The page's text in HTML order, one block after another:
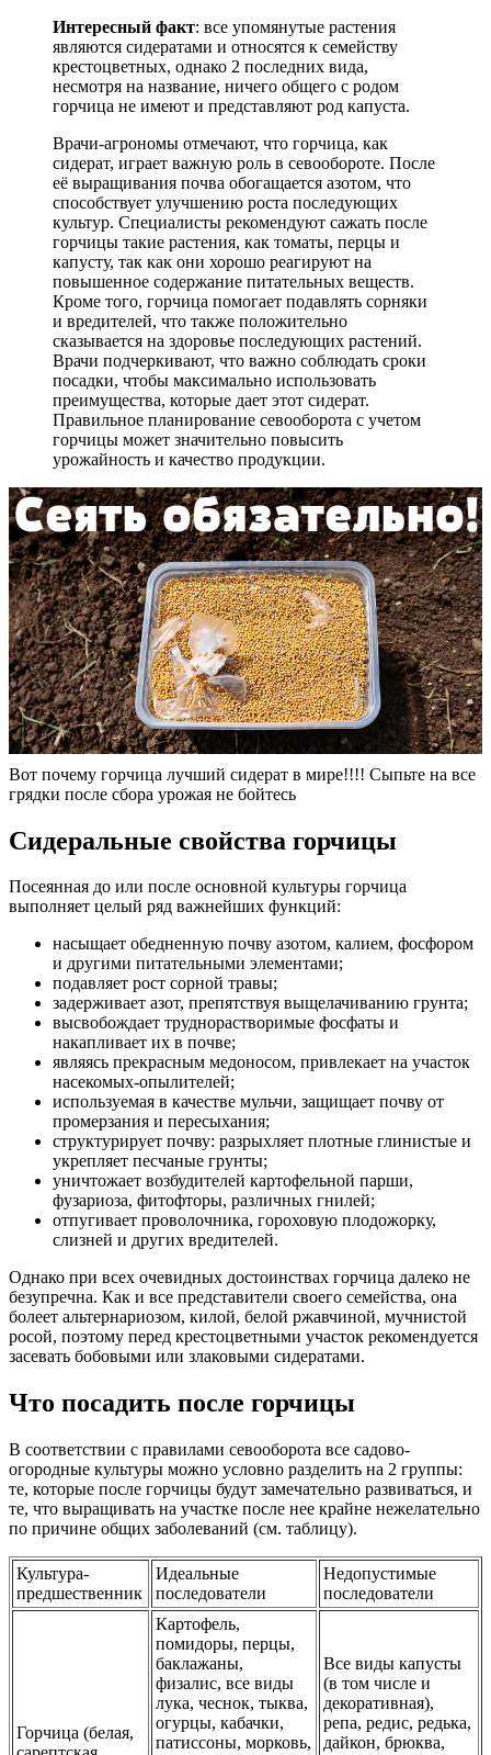
Интересный факт: все упомянутые растения
являются сидератами и относятся к семейству
крестоцветных, однако 2 последних вида,
несмотря на название, ничего общего с родом
горчица не имеют и представляют род капуста.
Врачи-агрономы отмечают, что горчица, как
сидерат, играет важную роль в севообороте. После
её выращивания почва обогащается азотом, что
способствует улучшению роста последующих
культур. Специалисты рекомендуют сажать после
горчицы такие растения, как томаты, перцы и
капусту, так как они хорошо реагируют на
повышенное содержание питательных веществ.
Кроме того, горчица помогает подавлять сорняки
и вредителей, что также положительно
сказывается на здоровье последующих растений.
Врачи подчеркивают, что важно соблюдать сроки
посадки, чтобы максимально использовать
преимущества, которые дает этот сидерат.
Правильное планирование севооборота с учетом
горчицы может значительно повысить
урожайность и качество продукции.
Вот почему горчица лучший сидерат в мире!!!! Сыпьте на все
грядки после сбора урожая не бойтесь
Сидеральные свойства горчицы
Посеянная до или после основной культуры горчица
выполняет целый ряд важнейших функций:
насыщает обедненную почву азотом, калием, фосфором
и другими питательными элементами;
подавляет рост сорной травы;
задерживает азот, препятствуя выщелачиванию грунта;
высвобождает труднорастворимые фосфаты и
накапливает их в почве;
являясь прекрасным медоносом, привлекает на участок
насекомых-опылителей;
используемая в качестве мульчи, защищает почву от
промерзания и пересыхания;
структурирует почву: разрыхляет плотные глинистые и
укрепляет песчаные грунты;
уничтожает возбудителей картофельной парши,
фузариоза, фитофторы, различных гнилей;
отпугивает проволочника, гороховую плодожорку,
слизней и других вредителей.
Однако при всех очевидных достоинствах горчица далеко не
безупречна. Как и все представители своего семейства, она
болеет альтернариозом, килой, белой ржавчиной, мучнистой
росой, поэтому перед крестоцветными участок рекомендуется
засевать бобовыми или злаковыми сидератами.
Что посадить после горчицы
В соответствии с правилами севооборота все садово-
огородные культуры можно условно разделить на 2 группы:
те, которые после горчицы будут замечательно развиваться, и
те, что выращивать на участке после нее крайне нежелательно
по причине общих заболеваний (см. таблицу).
Культура-
предшественник
Идеальные
последователи
Недопустимые
последователи
Горчица (белая,
Картофель,
помидоры, перцы,
баклажаны,
физалис, все виды
лука, чеснок, тыква,
огурцы, кабачки,
патиссоны, морковь,
Все виды капусты
(в том числе и
декоративная),
репа, редис, редька,
дайкон, брюква,